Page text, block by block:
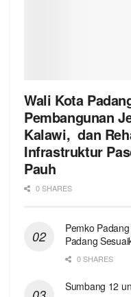
Wali Kota
Pembangunan
Kalawi, dan
Infrastruktur
Pauh
0 SHARES
Pemko
Padang
0 SHARES
Sumbang 12